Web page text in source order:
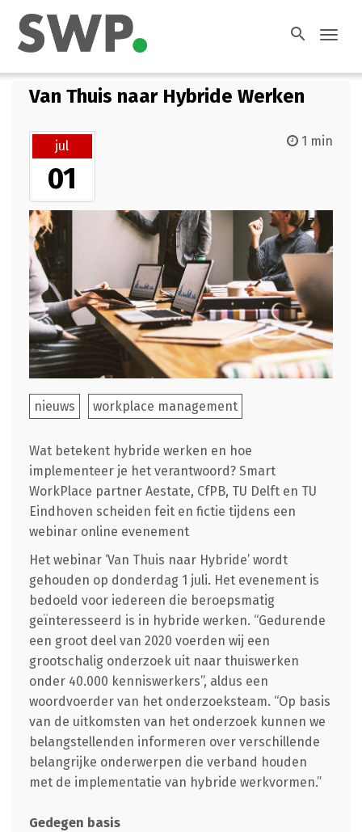
search
Van Thuis naar Hybride Werken
jul
01
1 min
nieuws workplace management
Wat betekent hybride werken en hoe
implementeer je het verantwoord? Smart
WorkPlace partner Aestate, CfPB, TU Delft en TU
Eindhoven scheiden feit en fictie tijdens een
webinar online evenement
Het webinar ‘Van Thuis naar Hybride’ wordt
gehouden op donderdag 1 juli. Het evenement is
bedoeld voor iedereen die beroepsmatig
geïnteresseerd is in hybride werken. “Gedurende
een groot deel van 2020 voerden wij een
grootschalig onderzoek uit naar thuiswerken
onder 40.000 kenniswerkers”, aldus een
woordvoerder van het onderzoeksteam. “Op basis
van de uitkomsten van het onderzoek kunnen we
belangstellenden informeren over verschillende
belangrijke onderwerpen die verband houden
met de implementatie van hybride werkvormen.”
Gedegen basis